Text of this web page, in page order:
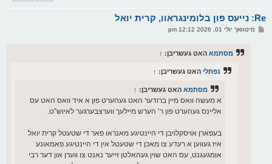
Re: נייעס פון בלומינגראוו, קרית יואל
פמיטוואך יולי 01, 2026 12:12 pm
מסתמא האט געשריבן: ↑
נפתלי האט געשריבן: ↑
מסתמא האט געשריבן: ↑
א מעשה וואס מיין ברודער האט געהערט פון א איד וואס האט עס
אליינס געהערט פון ר‘ הערש מיילעך ווערצבערגער לאיוש”ט.
בעפארן אויסקלויבן די היינטיגע מאנראו פאר די שטעטל קרית יואל
איז געווען א רעדע צו מאכן די שטעטל אין די היינטיגע פאמאונע
אומגעגנט, עס האט שוין געהאלטן זייער נאנט צו ווערן און דער רבי